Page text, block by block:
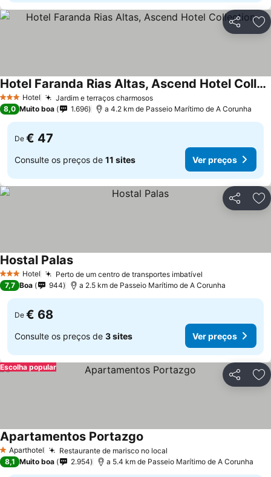
Partilhar
3 EstrelasHotel Jardim e terraços charmosos
Hotel Faranda Rias Altas, Ascend Hotel Collection
8,0 Muito boa 1.696 a 4.2 km de Passeio Marítimo de A Corunha
De € 47
Consulte os preços de 11 sites Ver preços
Partilhar
3 EstrelasHotel Perto de um centro de transportes imbatível
Hostal Palas
7,7 Boa 944 a 2.5 km de Passeio Marítimo de A Corunha
De € 68
Consulte os preços de 3 sites Ver preços
Partilhar
Escolha popular
1 Estrelas
Aparthotel Restaurante de marisco no local
Apartamentos Portazgo
8,1 Muito boa 2.954 a 5.4 km de Passeio Marítimo de A Corunha